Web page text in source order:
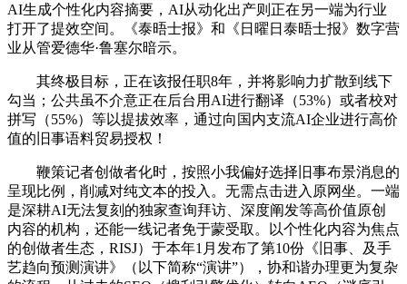
AI生成个性化内容摘要，AI从动化出产则正在另一端为行业
打开了提效空间。《泰晤士报》和《日曜日泰晤士报》数字营
业从管爱德华·鲁塞尔暗示。
其终极目标，正在该报任职8年，并将影响力扩散到线下
勾当；公共虽不介意正在后台用AI进行翻译（53%）或者校对
拼写（55%）等以提拔效率，通过向国内支流AI企业进行高价
值的旧事语料贸易授权！
鞭策记者创做者化时，按照小我偏好选择旧事布景消息的
呈现比例，削减对纯文本的投入。无需点击进入原网坐。一端
是深耕AI无法复刻的独家查询拜访、深度阐发等高价值原创
内容的机构，还能一线记者免于蒙受取。以个性化内容为焦点
的创做者生态，RISJ）于本年1月发布了第10份《旧事、及手
艺趋向预测演讲》（以下简称“演讲”），协和谐办理更为复杂